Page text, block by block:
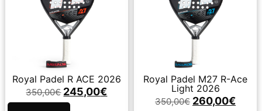
Royal Padel R ACE 2026
350,00€ 245,00€
Royal Padel M27 R-Ace
Light 2026
350,00€ 260,00€